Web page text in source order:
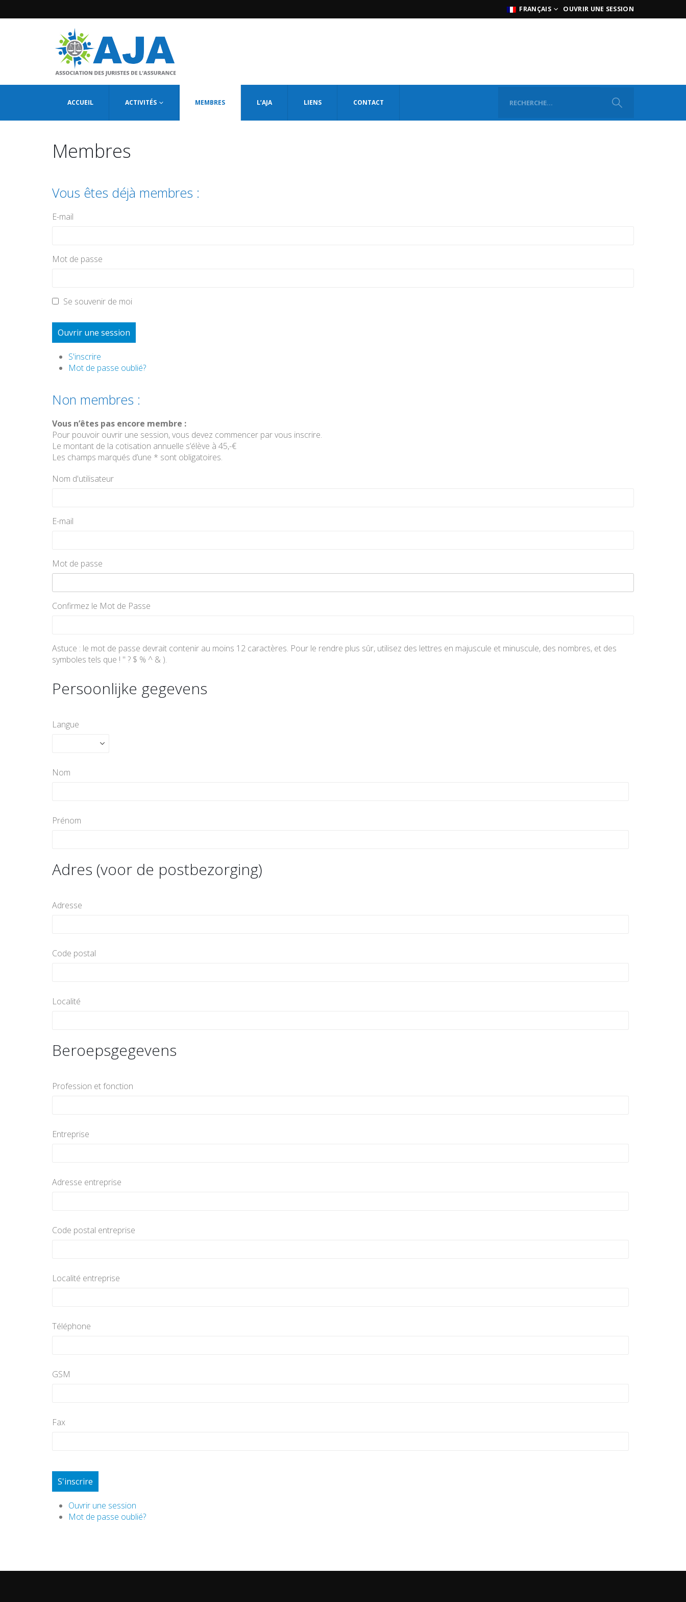
FRANÇAIS OUVRIR UNE SESSION
ACCUEIL ACTIVITÉS MEMBRES L’AJA LIENS CONTACT
Membres
Vous êtes déjà membres :
E-mail
Mot de passe
Se souvenir de moi
Ouvrir une session
S'inscrire
Mot de passe oublié?
Non membres :
Vous n’êtes pas encore membre :
Pour pouvoir ouvrir une session, vous devez commencer par vous inscrire.
Le montant de la cotisation annuelle s’élève à 45,-€
Les champs marqués d’une * sont obligatoires.
Nom d'utilisateur
E-mail
Mot de passe
Confirmez le Mot de Passe
Astuce : le mot de passe devrait contenir au moins 12 caractères. Pour le rendre plus sûr, utilisez des lettres en majuscule et minuscule, des nombres, et des
symboles tels que ! " ? $ % ^ & ).
Persoonlijke gegevens
Langue
Nom
Prénom
Adres (voor de postbezorging)
Adresse
Code postal
Localité
Beroepsgegevens
Profession et fonction
Entreprise
Adresse entreprise
Code postal entreprise
Localité entreprise
Téléphone
GSM
Fax
S'inscrire
Ouvrir une session
Mot de passe oublié?